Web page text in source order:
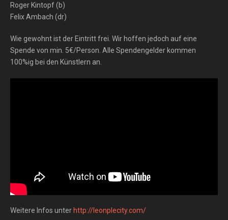
Roger Kintopf (b)
Felix Ambach (dr)
Wie gewohnt ist der Eintritt frei. Wir hoffen jedoch auf eine
Spende von min. 5€/Person. Alle Spendengelder kommen
100%ig bei den Künstlern an.
Weitere Infos unter http://leonplecity.com/